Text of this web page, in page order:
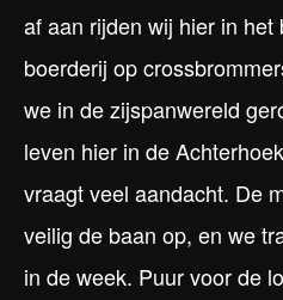
af aan rijden wij hier in het
boerderij op
we in de zijspanwereld
leven hier in de
vraagt veel aandacht. De
veilig de baan op, en we
in de week. Puur voor de